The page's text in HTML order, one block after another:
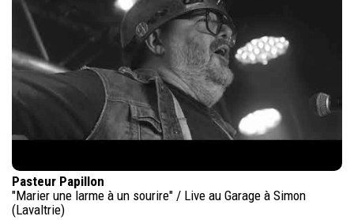
Pasteur Papillon
"Marier une larme à un sourire" / Live au Garage à Simon
(Lavaltrie)